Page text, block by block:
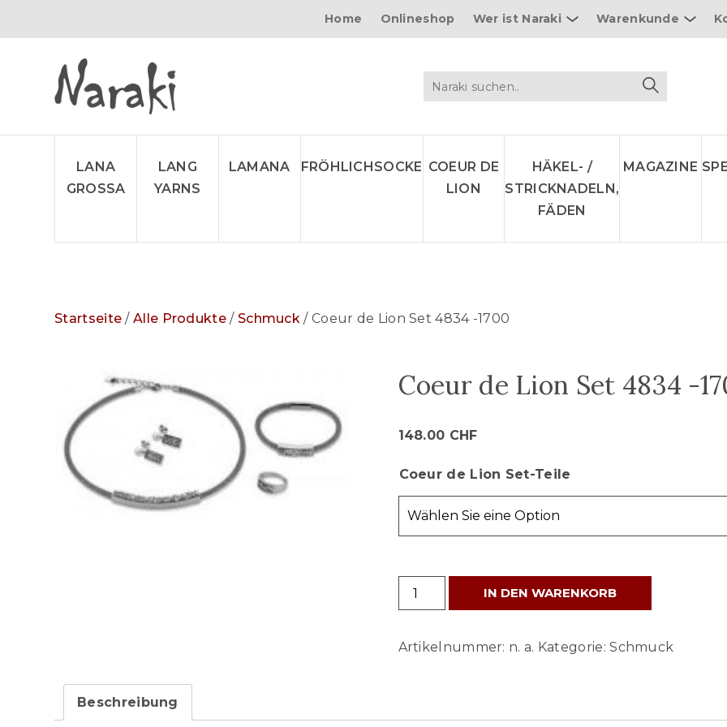
Home Onlineshop Wer ist Naraki Warenkunde
LANA
GROSSA
LANG
YARNS
LAMANA FRÖHLICHSOCKE COEUR DE
LION
HÄKEL- /
STRICKNADELN,
FÄDEN
MAGAZINE
Startseite /Alle Produkte / Schmuck / Coeur de Lion Set 4834 -1700
Coeur de Lion Set 4834 -
148.00 CHF
Coeur de Lion Set-Teile
Coeur
de
Set
Menge
IN DEN WARENKORB
Artikelnummer: n. a. Kategorie:Schmuck
Beschreibung